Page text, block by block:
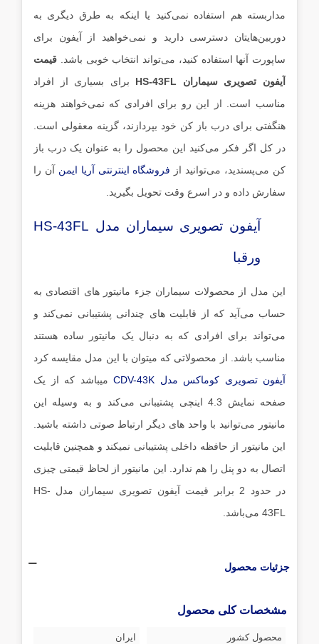
مداربسته هم استفاده نمی‌کنید یا اینکه به طرق دیگری به
دوربین‌هایتان دسترسی دارید و نمی‌خواهید از آیفون برای
ساپورت آنها استفاده کنید، می‌تواند انتخاب خوبی باشد. قیمت
آیفون تصویری سیماران HS-43FL
برای بسیاری از افراد
مناسب است. از این رو برای افرادی که نمی‌خواهند هزینه
هنگفتی برای درب باز کن خود بپردازند، گزینه معقولی است.
در کل اگر فکر می‌کنید این محصول را به عنوان یک درب باز
کن می‌پسندید، می‌توانید از فروشگاه اینترنتی آریا ایمن آن را
سفارش داده و در اسرع وقت تحویل بگیرید.
آیفون تصویری سیماران مدل HS-43FL
ورقبا
این مدل از محصولات سیماران جزء مانیتور های اقتصادی به
حساب می‌آید که از قابلیت های چندانی پشتیبانی نمی‌کند و
می‌تواند برای افرادی که به دنبال یک مانیتور ساده هستند
مناسب باشد. از محصولاتی که میتوان با این مدل مقایسه کرد
آیفون تصویری کوماکس مدل CDV-43K
میباشد که از یک
صفحه نمایش 4.3 اینچی پشتیبانی می‌کند و به وسیله این
مانیتور می‌توانید با واحد های دیگر ارتباط صوتی داشته باشید.
این مانیتور از حافظه داخلی پشتیبانی نمیکند و همچنین قابلیت
اتصال به دو پنل را هم ندارد. این مانیتور از لحاظ قیمتی چیزی
در حدود 2 برابر قیمت آیفون تصویری سیماران مدل HS-
43FL می‌باشد.
جزئیات محصول
مشخصات کلی محصول
محصول کشور ایران